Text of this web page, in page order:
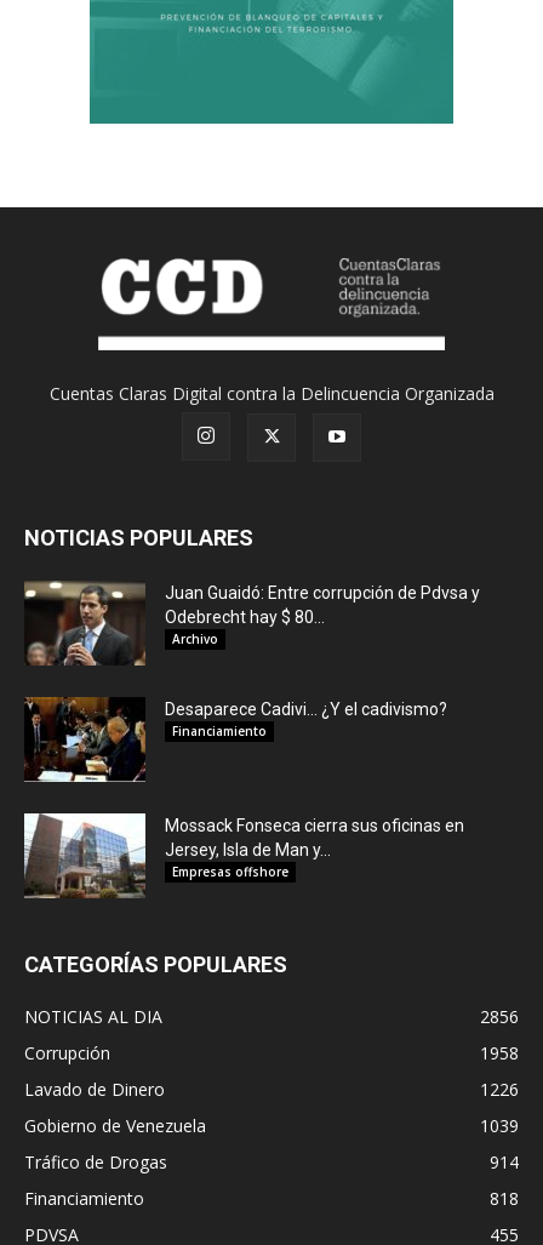
Cuentas Claras Digital contra la Delincuencia Organizada
NOTICIAS POPULARES
Juan Guaidó: Entre corrupción de Pdvsa y
Odebrecht hay $ 80...
Archivo
Desaparece Cadivi… ¿Y el cadivismo?
Financiamiento
Mossack Fonseca cierra sus oficinas en
Jersey, Isla de Man y...
Empresas offshore
CATEGORÍAS POPULARES
NOTICIAS AL DIA
2856
Corrupción
1958
Lavado de Dinero
1226
Gobierno de Venezuela
1039
Tráfico de Drogas
914
Financiamiento
818
PDVSA
455